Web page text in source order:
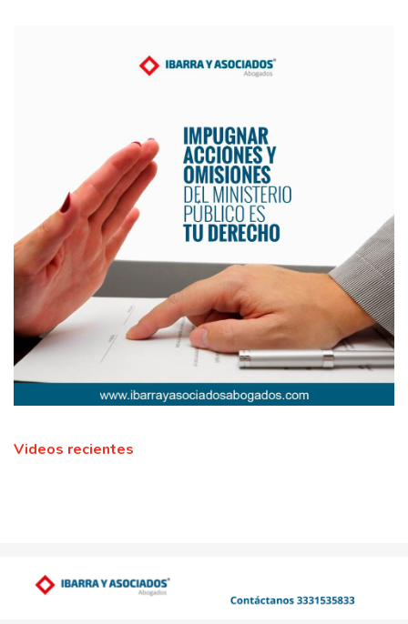
Videos recientes